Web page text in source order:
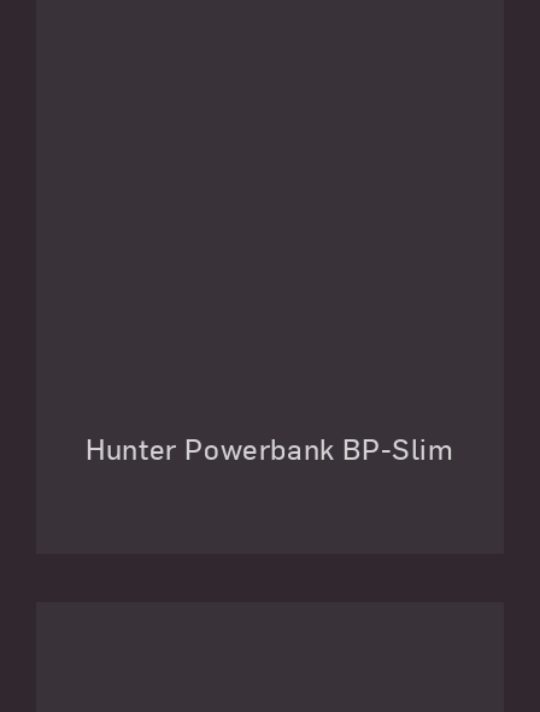
Hunter Powerbank BP-Slim